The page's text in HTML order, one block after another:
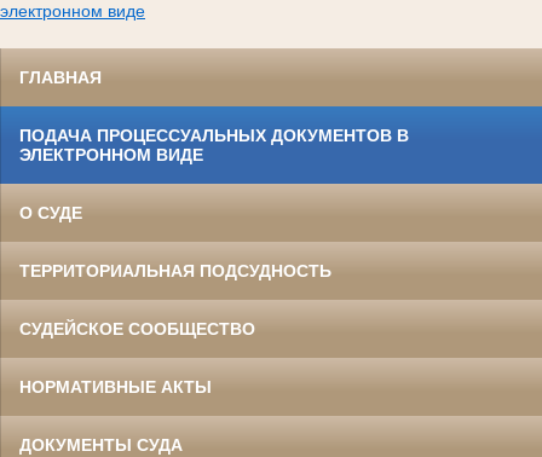
электронном виде
ГЛАВНАЯ
ПОДАЧА ПРОЦЕССУАЛЬНЫХ ДОКУМЕНТОВ В
ЭЛЕКТРОННОМ ВИДЕ
О СУДЕ
ТЕРРИТОРИАЛЬНАЯ ПОДСУДНОСТЬ
СУДЕЙСКОЕ СООБЩЕСТВО
НОРМАТИВНЫЕ АКТЫ
ДОКУМЕНТЫ СУДА